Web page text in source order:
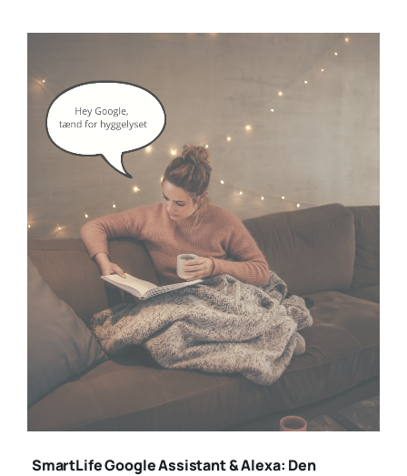
google assistant
smartlife
SmartLife Google Assistant & Alexa: Den